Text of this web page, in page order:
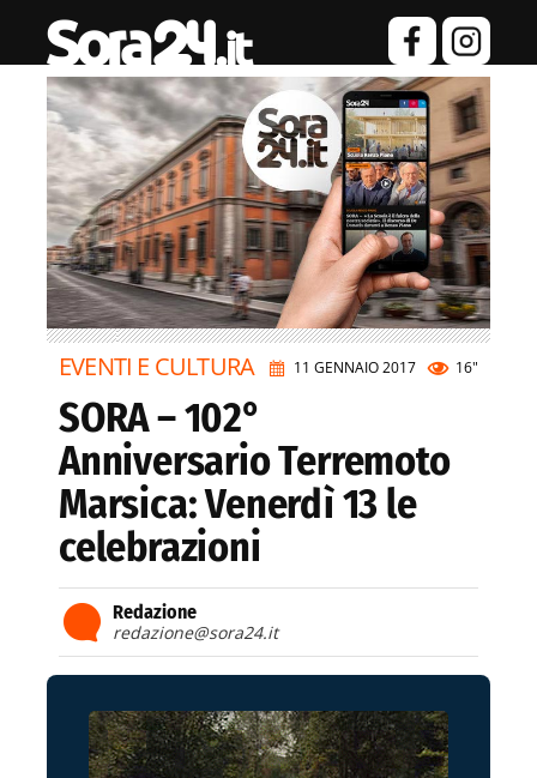
11 GENNAIO 2017 16"
EVENTI E CULTURA
SORA – 102°
Anniversario Terremoto
Marsica: Venerdì 13 le
celebrazioni
Redazione
redazione@sora24.it